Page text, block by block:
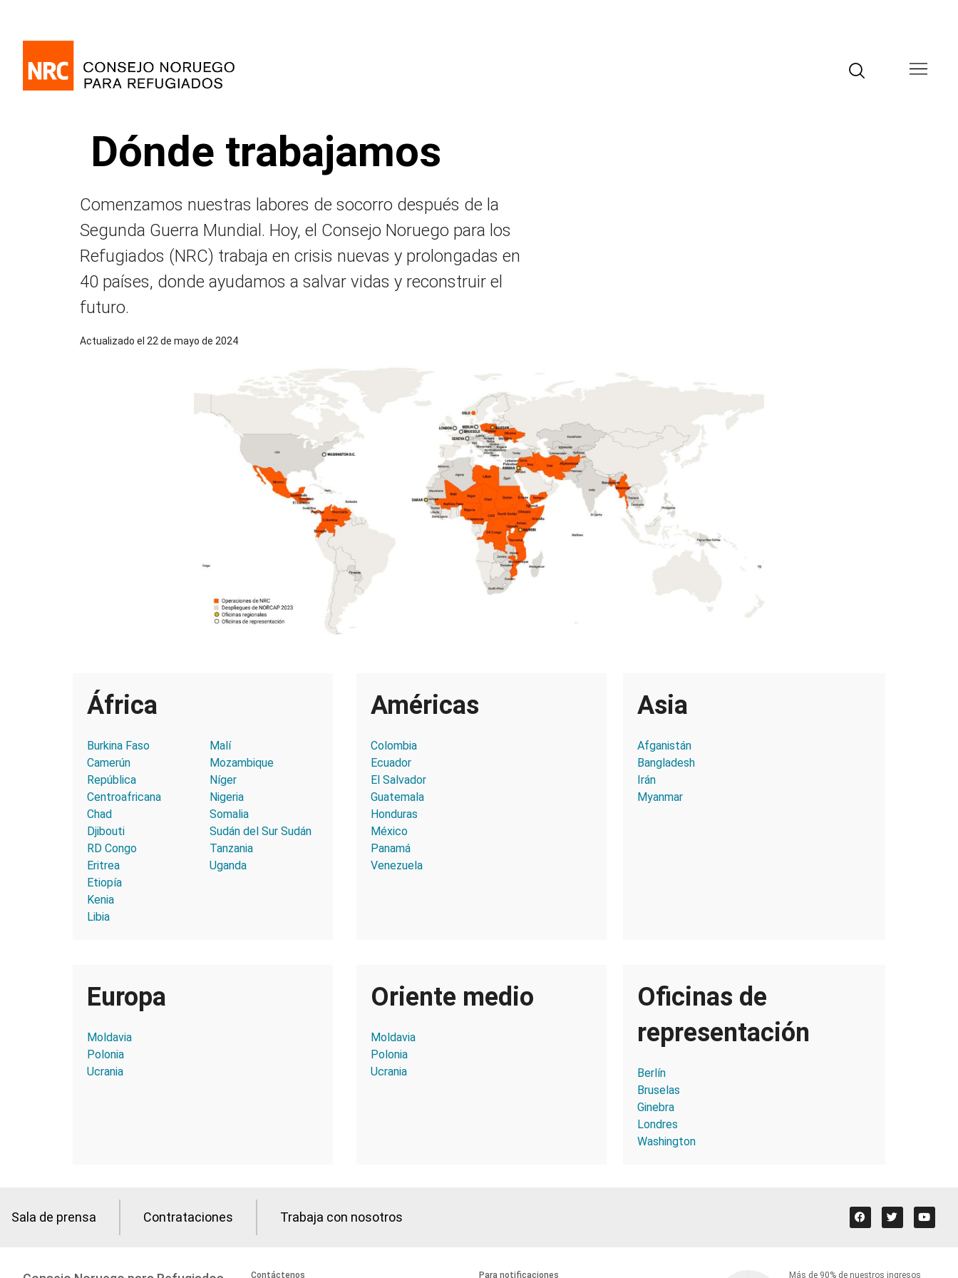
Dónde trabajamos
Comenzamos nuestras labores de socorro después de la
Segunda Guerra Mundial. Hoy, el Consejo Noruego para los
Refugiados (NRC) trabaja en crisis nuevas y prolongadas en
40 países, donde ayudamos a salvar vidas y reconstruir el
futuro.
Actualizado el 22 de mayo de 2024
África
Burkina Faso
Camerún
República
Centroafricana
Chad
Djibouti
RD Congo
Eritrea
Etiopía
Kenia
Libia
Malí
Mozambique
Níger
Nigeria
Somalia
Sudán del SurSudán
Tanzania
Uganda
Américas
Colombia
Ecuador
El Salvador
Guatemala
Honduras
México
Panamá
Venezuela
Asia
Afganistán
Bangladesh
Irán
Myanmar
Europa
Moldavia
Polonia
Ucrania
Oriente medio
Moldavia
Polonia
Ucrania
Oficinas de
representación
Berlín
Bruselas
Ginebra
Londres
Washington
Sala de prensa Contrataciones Trabaja con nosotros
Contáctenos Para notificaciones Más de 90% de nuestros ingresos